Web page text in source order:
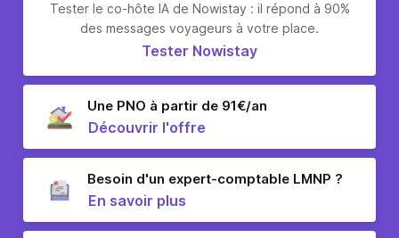
Tester le co-hôte IA de Nowistay : il répond à 90%
des messages voyageurs à votre place.
Tester Nowistay
Une PNO à partir de 91€/an
Découvrir l'offre
Besoin d'un expert-comptable LMNP ?
En savoir plus